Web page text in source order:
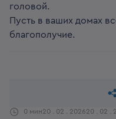
головой.
Пусть в ваших домах
благополучие.
0 мин20 . 02 . 202620 . 02 .